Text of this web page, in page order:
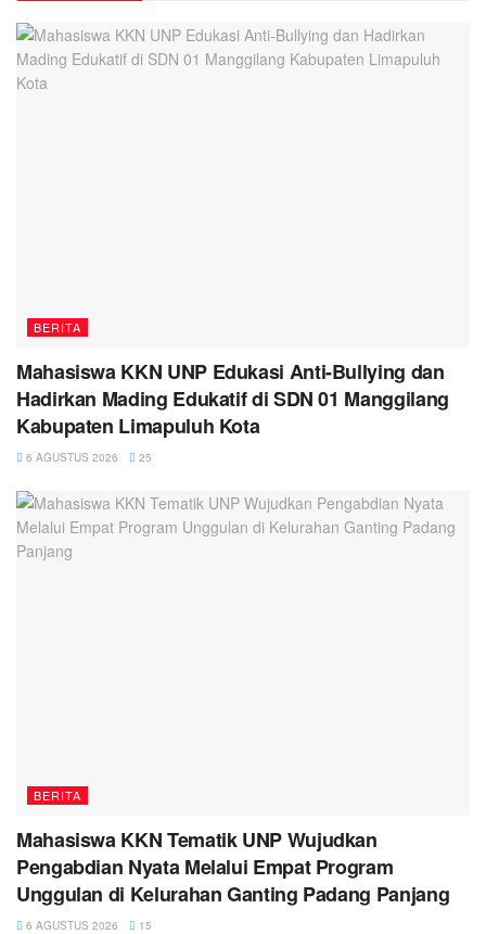
BERITA
Mahasiswa KKN UNP Edukasi Anti-Bullying dan
Hadirkan Mading Edukatif di SDN 01 Manggilang
Kabupaten Limapuluh Kota
6 AGUSTUS 2026 25
BERITA
Mahasiswa KKN Tematik UNP Wujudkan
Pengabdian Nyata Melalui Empat Program
Unggulan di Kelurahan Ganting Padang Panjang
6 AGUSTUS 2026 15